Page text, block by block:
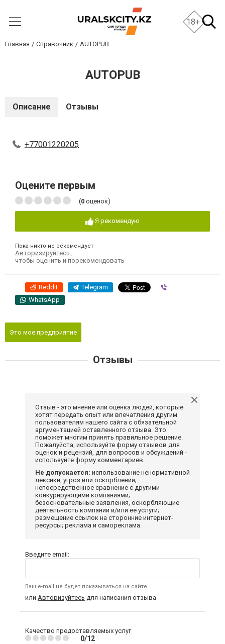
18+
Главная Справочник AUTOPUB
AUTOPUB
Описание Отзывы
+77001220205
Оцените первым
(0 оценок)
Я рекомендую
Пока никто не рекомендует
Авторизируйтесь
чтобы оценить и порекомендовать
Reddit Telegram
WhatsApp
Это мое предприятие
Отзывы
Отзыв - это мнение или оценка людей, которые
хотят передать опыт или впечатления другим
пользователям нашего сайта с обязательной
аргументацией оставленного отзыва. Это
поможет многим принять правильное решение.
Пожалуйста, используйте форму отзывов для
оценок и рецензий, для вопросов и обсуждений -
используйте форму комментариев.
Не допускается: использование ненормативной
лексики, угроз или оскорблений;
непосредственное сравнение с другими
конкурирующими компаниями;
безосновательные заявления, оскорбляющие
деятельность компании и/или ее услуги;
размещение ссылок на сторонние интернет-
ресурсы; реклама и самореклама.
Введите email:
Ваш e-mail не будет показываться на сайте
или Авторизуйтесь для написания отзыва
Качество предоставляемых услуг
0/12